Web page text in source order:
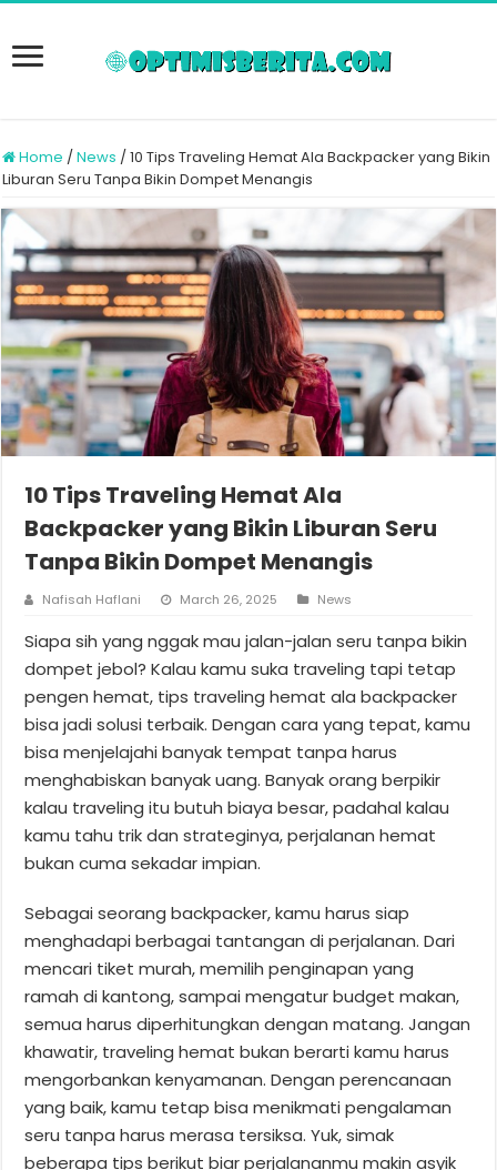
Home /News /10 Tips Traveling Hemat Ala Backpacker yang Bikin
Liburan Seru Tanpa Bikin Dompet Menangis
10 Tips Traveling Hemat Ala
Backpacker yang Bikin Liburan Seru
Tanpa Bikin Dompet Menangis
Nafisah Haflani March 26, 2025 News
Siapa sih yang nggak mau jalan-jalan seru tanpa bikin
dompet jebol? Kalau kamu suka traveling tapi tetap
pengen hemat, tips traveling hemat ala backpacker
bisa jadi solusi terbaik. Dengan cara yang tepat, kamu
bisa menjelajahi banyak tempat tanpa harus
menghabiskan banyak uang. Banyak orang berpikir
kalau traveling itu butuh biaya besar, padahal kalau
kamu tahu trik dan strateginya, perjalanan hemat
bukan cuma sekadar impian.
Sebagai seorang backpacker, kamu harus siap
menghadapi berbagai tantangan di perjalanan. Dari
mencari tiket murah, memilih penginapan yang
ramah di kantong, sampai mengatur budget makan,
semua harus diperhitungkan dengan matang. Jangan
khawatir, traveling hemat bukan berarti kamu harus
mengorbankan kenyamanan. Dengan perencanaan
yang baik, kamu tetap bisa menikmati pengalaman
seru tanpa harus merasa tersiksa. Yuk, simak
beberapa tips berikut biar perjalananmu makin asyik